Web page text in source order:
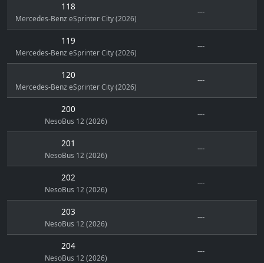
118
Mercedes-Benz eSprinter City (2026)
---
119
Mercedes-Benz eSprinter City (2026)
---
120
Mercedes-Benz eSprinter City (2026)
---
200
NesoBus 12 (2026)
---
201
NesoBus 12 (2026)
---
202
NesoBus 12 (2026)
---
203
NesoBus 12 (2026)
---
204
NesoBus 12 (2026)
---